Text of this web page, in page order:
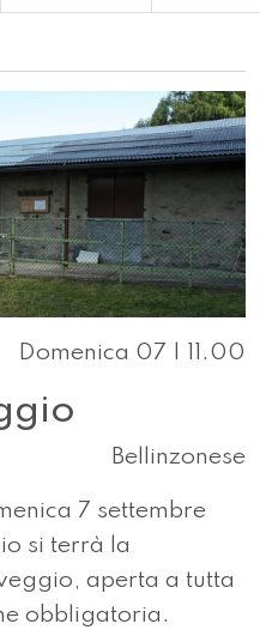
Domenica 07 | 11.00
Bellinzonese
7 settembre
si terrà la
aperta a tutta
obbligatoria.